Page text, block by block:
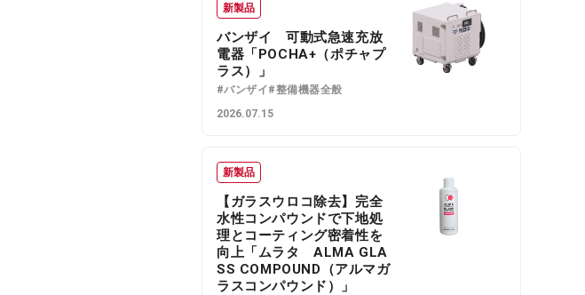
新製品
バンザイ 可動式急速充放
電器「POCHA+（ポチャプ
ラス）」
#バンザイ#整備機器全般
2026.07.15
新製品
【ガラスウロコ除去】完全
水性コンパウンドで下地処
理とコーティング密着性を
向上「ムラタ ALMA GLA
SS COMPOUND（アルマガ
ラスコンパウンド）」